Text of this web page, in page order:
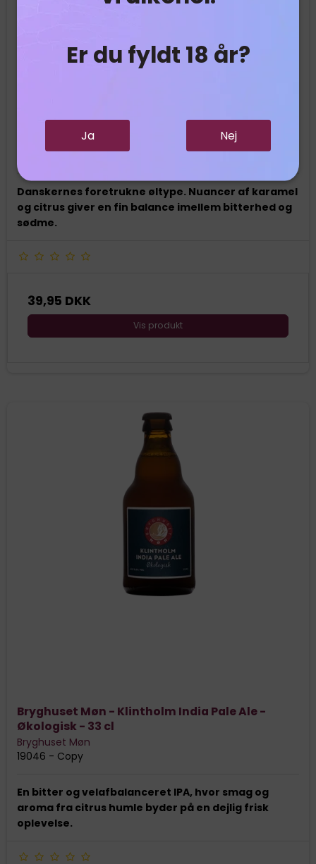
Er du fyldt 18 år?
Ja Nej
Bryghuset Møn - Klintekongens Klassik - 33 cl
Bryghuset Møn
Danskernes foretrukne øltype. Nuancer af karamel
og citrus giver en fin balance imellem bitterhed og
sødme.
39,95 DKK
Vis produkt
Bryghuset Møn - Klintholm India Pale Ale -
Økologisk - 33 cl
Bryghuset Møn
19046 - Copy
En bitter og velafbalanceret IPA, hvor smag og
aroma fra citrus humle byder på en dejlig frisk
oplevelse.